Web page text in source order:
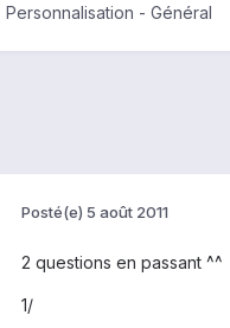
Personnalisation - Général
Posté(e) 5 août 2011
2 questions en passant ^^
1/